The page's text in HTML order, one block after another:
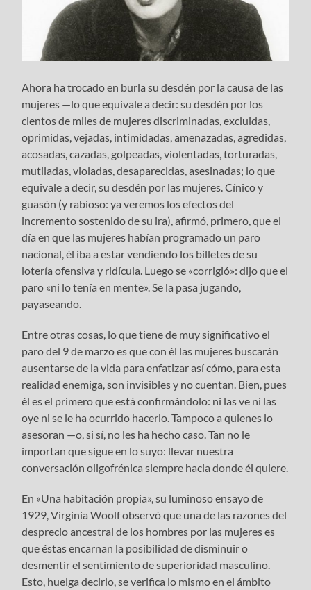
Ahora ha trocado en burla su desdén por la causa de las
mujeres —lo que equivale a decir: su desdén por los
cientos de miles de mujeres discriminadas, excluidas,
oprimidas, vejadas, intimidadas, amenazadas, agredidas,
acosadas, cazadas, golpeadas, violentadas, torturadas,
mutiladas, violadas, desaparecidas, asesinadas; lo que
equivale a decir, su desdén por las mujeres. Cínico y
guasón (y rabioso: ya veremos los efectos del
incremento sostenido de su ira), afirmó, primero, que el
día en que las mujeres habían programado un paro
nacional, él iba a estar vendiendo los billetes de su
lotería ofensiva y ridícula. Luego se «corrigió»: dijo que el
paro «ni lo tenía en mente». Se la pasa jugando,
payaseando.
Entre otras cosas, lo que tiene de muy significativo el
paro del 9 de marzo es que con él las mujeres buscarán
ausentarse de la vida para enfatizar así cómo, para esta
realidad enemiga, son invisibles y no cuentan. Bien, pues
él es el primero que está confirmándolo: ni las ve ni las
oye ni se le ha ocurrido hacerlo. Tampoco a quienes lo
asesoran —o, si sí, no les ha hecho caso. Tan no le
importan que sigue en lo suyo: llevar nuestra
conversación oligofrénica siempre hacia donde él quiere.
En «Una habitación propia», su luminoso ensayo de
1929, Virginia Woolf observó que una de las razones del
desprecio ancestral de los hombres por las mujeres es
que éstas encarnan la posibilidad de disminuir o
desmentir el sentimiento de superioridad masculino.
Esto, huelga decirlo, se verifica lo mismo en el ámbito